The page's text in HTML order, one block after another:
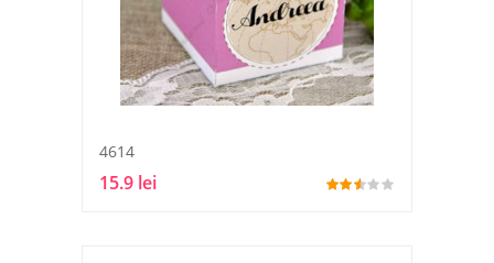
4614
15.9 lei